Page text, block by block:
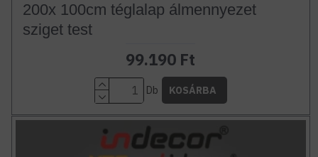
200x 100cm téglalap álmennyezet
sziget test
99.190 Ft
Db KOSÁRBA